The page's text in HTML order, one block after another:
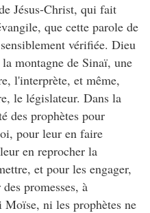
Jésus-Christ, qui fait
que cette parole de
vérifiée. Dieu
montagne de Sinaï, une
l'interprète, et même,
le législateur. Dans la
des prophètes pour
pour leur en faire
en reprocher la
et pour les engager,
promesses, à
ni les prophètes ne